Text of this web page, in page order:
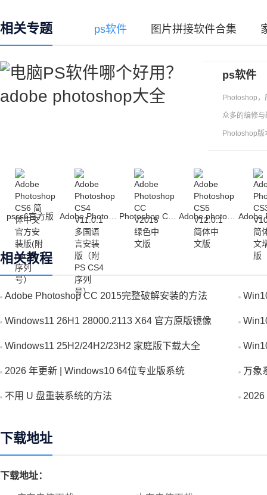
相关专题 ps软件 图片拼接软件合集
ps软件
Photoshop，
众多的编修
Photoshop版
pscs6官方版
相关教程
Adobe Photoshop CC 2015完整破解安装的方法
Windows11 26H1 28000.2113 X64 官方原版镜像
Windows11 25H2/24H2/23H2 家庭版下载大全
2026 年更新 | Windows10 64位专业版系统 万象
不用 U 盘重装系统的方法 2026
下载地址
下载地址：